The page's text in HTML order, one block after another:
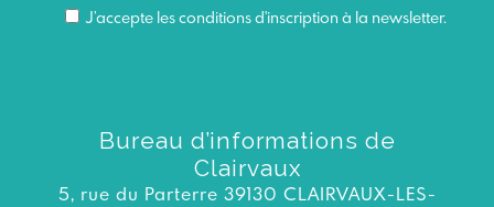
J’accepte les conditions d'inscription à la newsletter.
Bureau d’informations de
Clairvaux
5, rue du Parterre 39130 CLAIRVAUX-LES-